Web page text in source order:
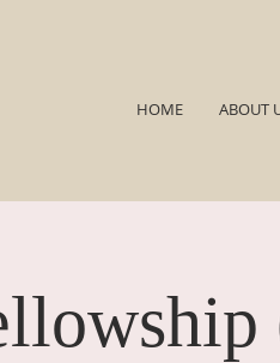
HOME ABOUT